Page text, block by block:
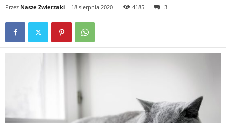
Przez Nasze Zwierzaki - 18 sierpnia 2020 4185 3